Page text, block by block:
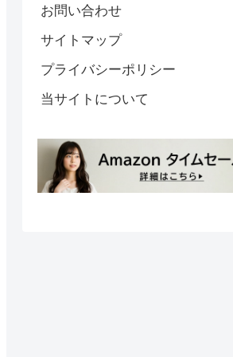
お問い合わせ
サイトマップ
プライバシーポリシー
当サイトについて